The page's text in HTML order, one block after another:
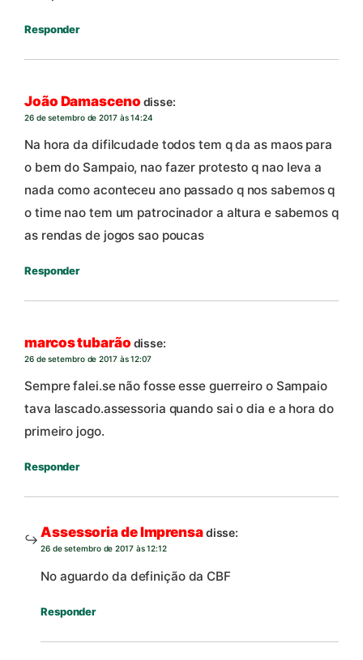
Responder
João Damasceno disse:
26 de setembro de 2017 às 14:24
Na hora da difilcudade todos tem q da as maos para
o bem do Sampaio, nao fazer protesto q nao leva a
nada como aconteceu ano passado q nos sabemos q
o time nao tem um patrocinador a altura e sabemos q
as rendas de jogos sao poucas
Responder
marcos tubarão disse:
26 de setembro de 2017 às 12:07
Sempre falei.se não fosse esse guerreiro o Sampaio
tava lascado.assessoria quando sai o dia e a hora do
primeiro jogo.
Responder
Assessoria de Imprensadisse:
26 de setembro de 2017 às 12:12
No aguardo da definição da CBF
Responder